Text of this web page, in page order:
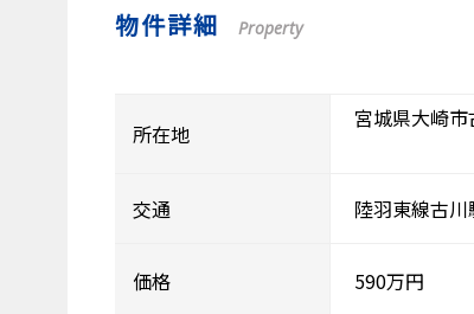
物件詳細 Property
所在地
宮城県大崎
交通 陸羽東線古川
価格 590万円